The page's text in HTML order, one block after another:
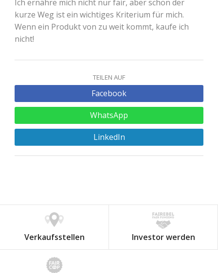
Ich ernähre mich nicht nur fair, aber schon der
kurze Weg ist ein wichtiges Kriterium für mich.
Wenn ein Produkt von zu weit kommt, kaufe ich
nicht!
TEILEN AUF
Facebook
WhatsApp
LinkedIn
Verkaufsstellen Investor werden